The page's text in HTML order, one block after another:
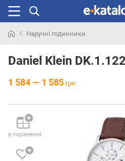
раніше
Наручні годинники
Daniel Klein
1 584 — 1 585 грн.
в порівняння